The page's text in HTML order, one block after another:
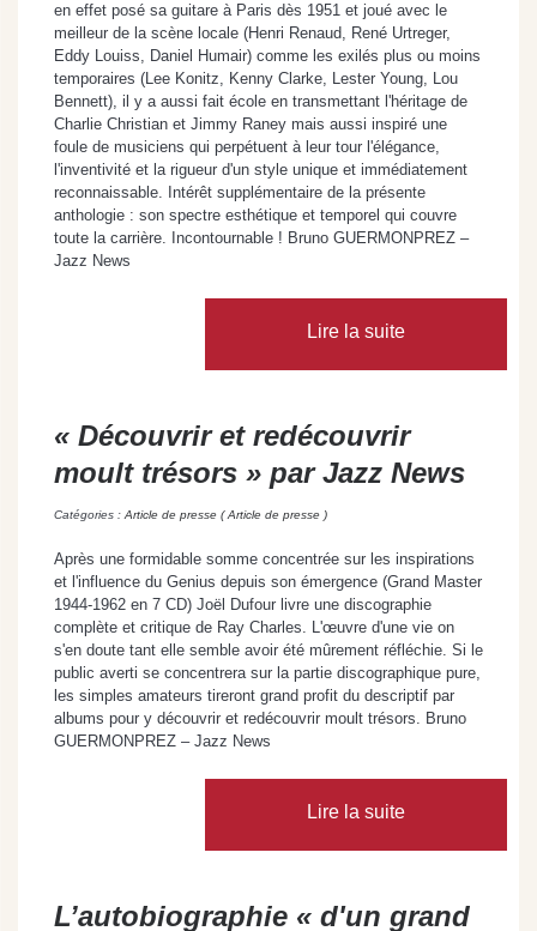
en effet posé sa guitare à Paris dès 1951 et joué avec le
meilleur de la scène locale (Henri Renaud, René Urtreger,
Eddy Louiss, Daniel Humair) comme les exilés plus ou moins
temporaires (Lee Konitz, Kenny Clarke, Lester Young, Lou
Bennett), il y a aussi fait école en transmettant l'héritage de
Charlie Christian et Jimmy Raney mais aussi inspiré une
foule de musiciens qui perpétuent à leur tour l'élégance,
l'inventivité et la rigueur d'un style unique et immédiatement
reconnaissable. Intérêt supplémentaire de la présente
anthologie : son spectre esthétique et temporel qui couvre
toute la carrière. Incontournable ! Bruno GUERMONPREZ –
Jazz News
Lire la suite
« Découvrir et redécouvrir
moult trésors » par Jazz News
Catégories : Article de presse ( Article de presse )
Après une formidable somme concentrée sur les inspirations
et l'influence du Genius depuis son émergence (Grand Master
1944-1962 en 7 CD) Joël Dufour livre une discographie
complète et critique de Ray Charles. L'œuvre d'une vie on
s'en doute tant elle semble avoir été mûrement réfléchie. Si le
public averti se concentrera sur la partie discographique pure,
les simples amateurs tireront grand profit du descriptif par
albums pour y découvrir et redécouvrir moult trésors. Bruno
GUERMONPREZ – Jazz News
Lire la suite
L’autobiographie « d'un grand